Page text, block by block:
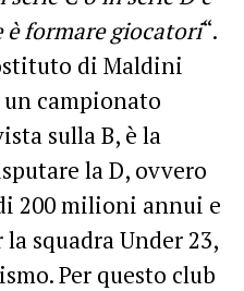
è formare giocatori“.
di Maldini
campionato
sulla B, è la
la D, ovvero
200 milioni annui e
squadra Under 23,
Per questo club